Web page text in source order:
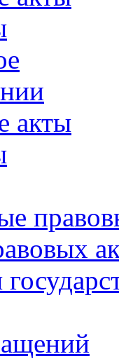
акты